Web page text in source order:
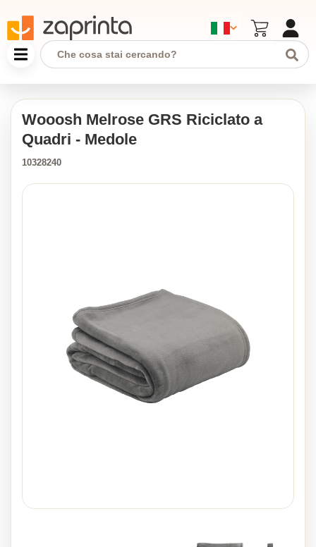
Wooosh Melrose GRS Riciclato a
Quadri - Medole
10328240